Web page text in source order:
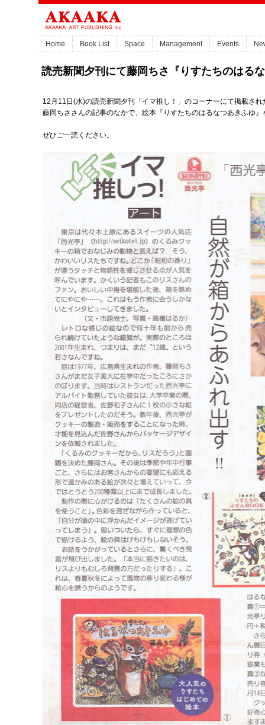
Home Book List Space Management Events
読売新聞夕刊にて藤岡ちさ『りすたちのはる
12月11日(水)の読売新聞夕刊「イマ推し！」のコーナーにて掲載され
藤岡ちささんの記事のなかで、絵本『りすたちのはるなつあきふゆ
ぜひご一読ください。